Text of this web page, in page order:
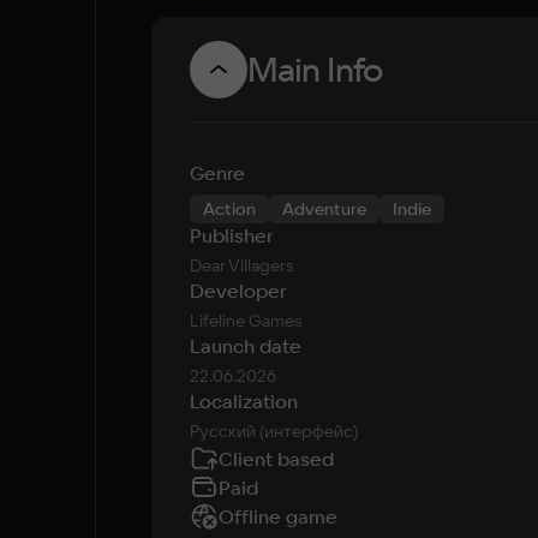
Main Info
Genre
Action Adventure Indie
Publisher
Dear Villagers
Developer
Lifeline Games
Launch date
22.06.2026
Localization
Русский (интерфейс)
Client based
Paid
Offline game